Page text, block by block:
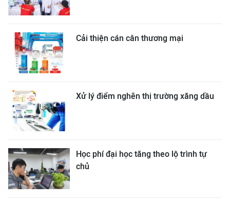
Cải thiện cán cân thương mại
Xử lý điểm nghẽn thị trường xăng dầu
Học phí đại học tăng theo lộ trình tự
chủ